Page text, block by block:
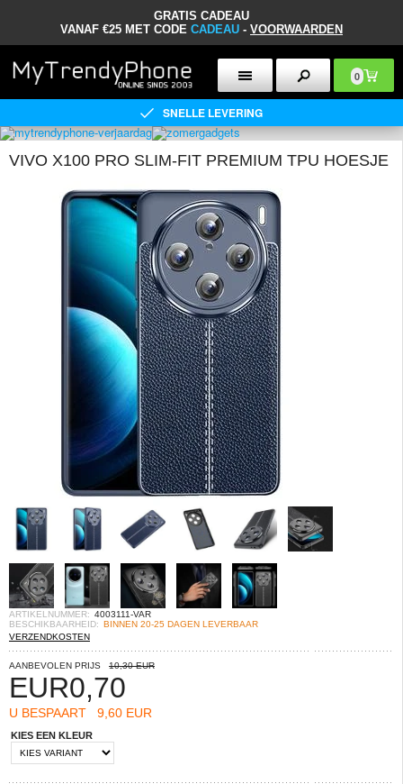
GRATIS CADEAU
VANAF €25 MET CODE CADEAU - VOORWAARDEN
0
SNELLE LEVERING
VIVO X100 PRO SLIM-FIT PREMIUM TPU HOESJE
ARTIKELNUMMER: 4003111-VAR
BESCHIKBAARHEID: BINNEN 20-25 DAGEN LEVERBAAR
VERZENDKOSTEN
AANBEVOLEN PRIJS 10,30 EUR
EUR0,70
U BESPAART 9,60 EUR
KIES EEN KLEUR